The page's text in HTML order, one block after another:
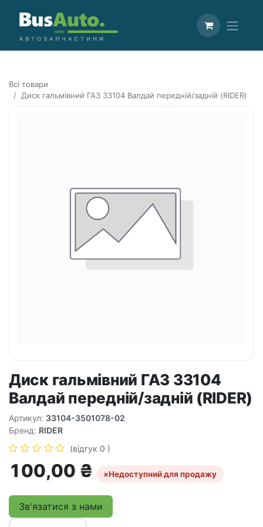
Всі товари
Диск гальмівний ГАЗ 33104 Валдай передній/задній (RIDER)
Диск гальмівний ГАЗ 33104
Валдай передній/задній (RIDER)
Артикул: 33104-3501078-02
Бренд: RIDER
(відгук 0 )
100,00 ₴ ×Недоступний для продажу
Зв'язатися з нами